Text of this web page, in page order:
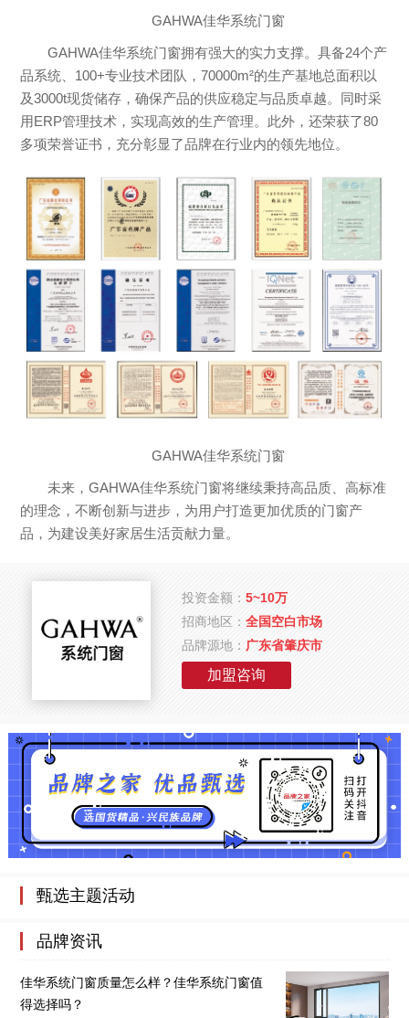
GAHWA佳华系统门窗
GAHWA佳华系统门窗拥有强大的实力支撑。具备24个产
品系统、100+专业技术团队，70000m²的生产基地总面积以
及3000t现货储存，确保产品的供应稳定与品质卓越。同时采
用ERP管理技术，实现高效的生产管理。此外，还荣获了80
多项荣誉证书，充分彰显了品牌在行业内的领先地位。
GAHWA佳华系统门窗
未来，GAHWA佳华系统门窗将继续秉持高品质、高标准
的理念，不断创新与进步，为用户打造更加优质的门窗产
品，为建设美好家居生活贡献力量。
投资金额：5~10万
招商地区：全国空白市场
品牌源地： 广东省肇庆市
加盟咨询
甄选主题活动
品牌资讯
佳华系统门窗质量怎么样？佳华系统门窗值
得选择吗？